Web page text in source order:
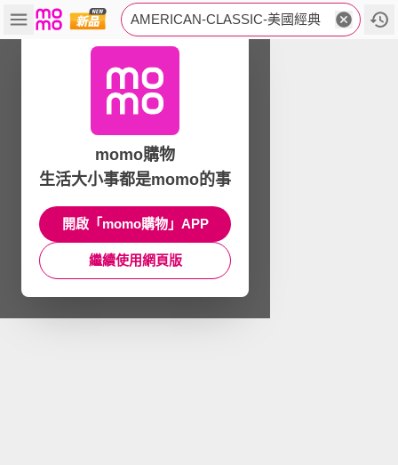
AMERICAN-CLASSIC-美國經典
momo購物
生活大小事都是momo的事
開啟「momo購物」APP
繼續使用網頁版